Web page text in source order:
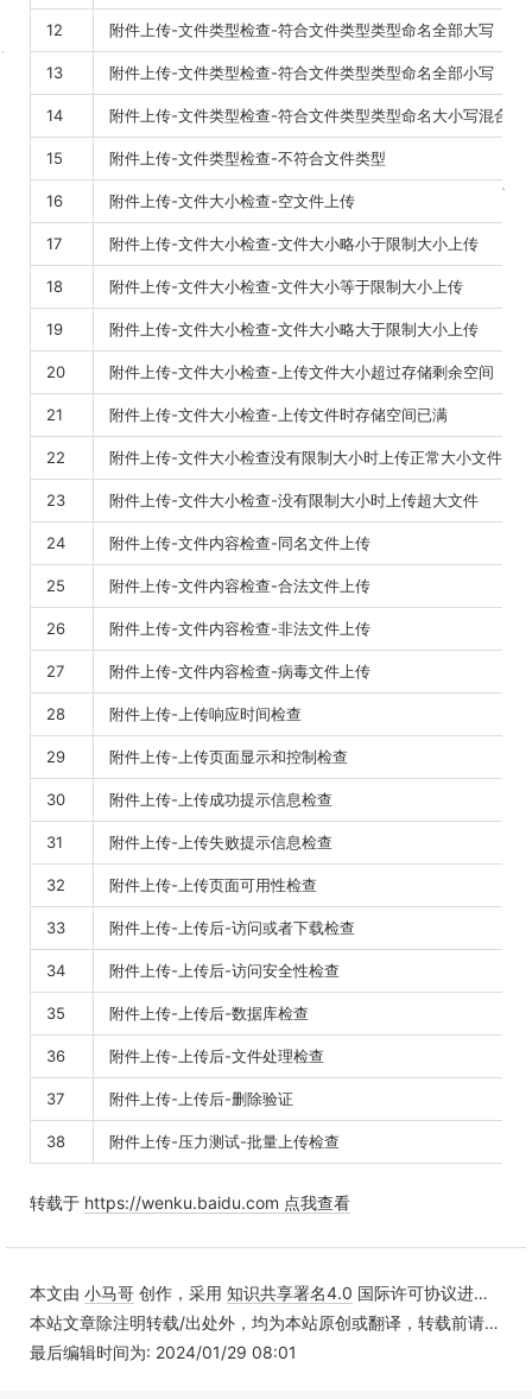
12 附件上传-文件类型检查-符合文件类型类型命名全部大写
13 附件上传-文件类型检查-符合文件类型类型命名全部小写
14 附件上传-文件类型检查-符合文件类型类型命名大小写混合
15 附件上传-文件类型检查-不符合文件类型
16 附件上传-文件大小检查-空文件上传
17 附件上传-文件大小检查-文件大小略小于限制大小上传
18 附件上传-文件大小检查-文件大小等于限制大小上传
19 附件上传-文件大小检查-文件大小略大于限制大小上传
20 附件上传-文件大小检查-上传文件大小超过存储剩余空间
21 附件上传-文件大小检查-上传文件时存储空间已满
22 附件上传-文件大小检查没有限制大小时上传正常大小文件
23 附件上传-文件大小检查-没有限制大小时上传超大文件
24 附件上传-文件内容检查-同名文件上传
25 附件上传-文件内容检查-合法文件上传
26 附件上传-文件内容检查-非法文件上传
27 附件上传-文件内容检查-病毒文件上传
28 附件上传-上传响应时间检查
29 附件上传-上传页面显示和控制检查
30 附件上传-上传成功提示信息检查
31 附件上传-上传失败提示信息检查
32 附件上传-上传页面可用性检查
33 附件上传-上传后-访问或者下载检查
34 附件上传-上传后-访问安全性检查
35 附件上传-上传后-数据库检查
36 附件上传-上传后-文件处理检查
37 附件上传-上传后-删除验证
38 附件上传-压力测试-批量上传检查
转载于 https://wenku.baidu.com 点我查看
本文由 小马哥 创作，采用 知识共享署名4.0 国际许可协议进行许可
本站文章除注明转载/出处外，均为本站原创或翻译，转载前请务必署名
最后编辑时间为: 2024/01/29 08:01